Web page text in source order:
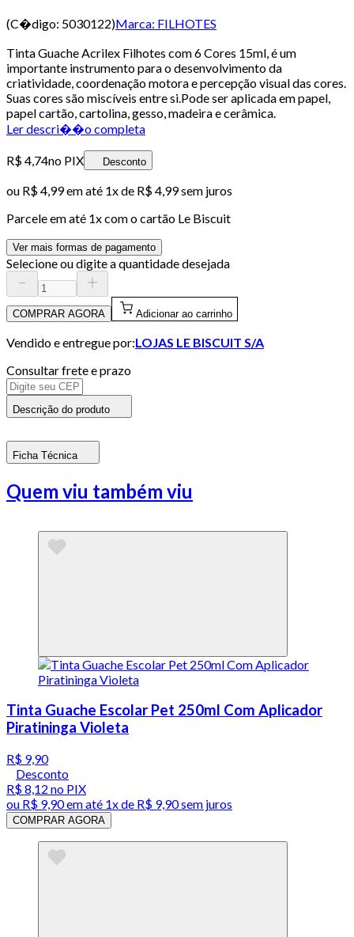
(C�digo: 5030122)Marca: FILHOTES
Tinta Guache Acrilex Filhotes com 6 Cores 15ml, é um
importante instrumento para o desenvolvimento da
criatividade, coordenação motora e percepção visual das cores.
Suas cores são miscíveis entre si.Pode ser aplicada em papel,
papel cartão, cartolina, gesso, madeira e cerâmica.
Ler descri��o completa
R$ 4,74no PIX Desconto
ou R$ 4,99em até 1x de R$ 4,99sem juros
Parcele em até 1x com o cartão Le Biscuit
Ver mais formas de pagamento
Selecione ou digite a quantidade desejada
COMPRAR AGORA Adicionar ao carrinho
Vendido e entregue por:LOJAS LE BISCUIT S/A
Consultar frete e prazo
Descrição do produto
Ficha Técnica
Quem viu também viu
Tinta Guache Escolar Pet 250ml Com Aplicador
Piratininga Violeta
R$ 9,90
Desconto
R$ 8,12 no PIX
ou R$ 9,90em até 1x de R$ 9,90sem juros
COMPRAR AGORA